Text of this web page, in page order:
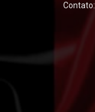
Contato: